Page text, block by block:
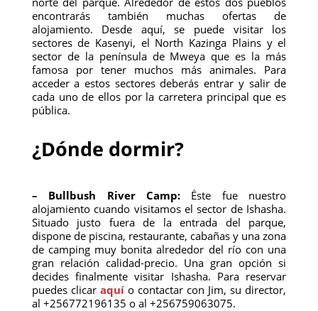
encontrarás también muchas ofertas de
alojamiento. Desde aquí, se puede visitar los
sectores de Kasenyi, el North Kazinga Plains y el
sector de la península de Mweya que es la más
famosa por tener muchos más animales. Para
acceder a estos sectores deberás entrar y salir de
cada uno de ellos por la carretera principal que es
pública.
¿Dónde dormir?
– Bullbush River Camp: Éste fue nuestro
alojamiento cuando visitamos el sector de Ishasha.
Situado justo fuera de la entrada del parque,
dispone de piscina, restaurante, cabañas y una zona
de camping muy bonita alrededor del río con una
gran relación calidad-precio. Una gran opción si
decides finalmente visitar Ishasha. Para reservar
puedes clicar aquío contactar con Jim, su director,
al +256772196135 o al +256759063075.